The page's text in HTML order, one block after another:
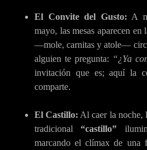
El Convite del Gusto: A
mayo, las mesas aparecen en
—mole, carnitas y atole—
alguien te pregunta: “¿Ya
invitación que es; aquí la
comparte.
El Castillo: Al caer la noche,
tradicional“castillo”
marcando el clímax de una